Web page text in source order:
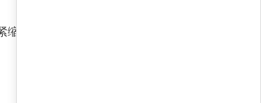
时，则转向高流动性资产，维持稳